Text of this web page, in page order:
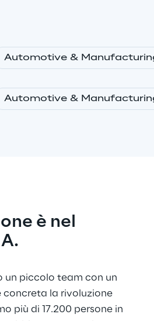
Automotive &
Automotive &
è nel
un piccolo team con un
la rivoluzione
più di 17.200 persone in